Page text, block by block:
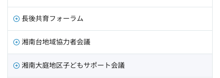
長後共育フォーラム
湘南台地域協力者会議
湘南大庭地区子どもサポート会議